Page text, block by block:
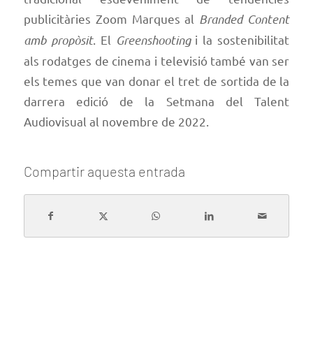
publicitàries Zoom Marques al Branded Content
amb propòsit. El Greenshootingi la sostenibilitat
als rodatges de cinema i televisió també van ser
els temes que van donar el tret de sortida de la
darrera edició de la Setmana del Talent
Audiovisual al novembre de 2022.
Compartir aquesta entrada